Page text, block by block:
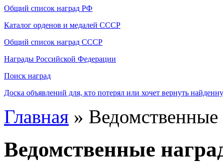
Общий список наград РФ
Каталог орденов и медалей СССР
Общий список наград СССР
Награды Российской Федерации
Поиск наград
Доска объявлений для, кто потерял или хочет вернуть
Главная » Ведомственные
Ведомственные